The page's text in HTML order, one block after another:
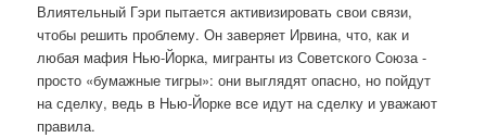
Влиятельный Гэри пытается активизировать свои связи,
чтобы решить проблему. Он заверяет Ирвина, что, как и
любая мафия Нью-Йорка, мигранты из Советского Союза -
просто «бумажные тигры»: они выглядят опасно, но пойдут
на сделку, ведь в Нью-Йорке все идут на сделку и уважают
правила.